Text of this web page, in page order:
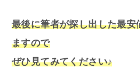
最後に筆者が探し出した最
ますので
ぜひ見てみてください♪